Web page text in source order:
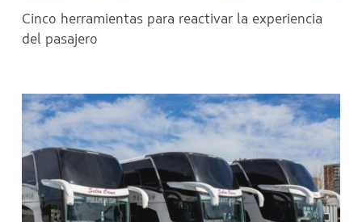
Cinco herramientas para reactivar la experiencia
del pasajero